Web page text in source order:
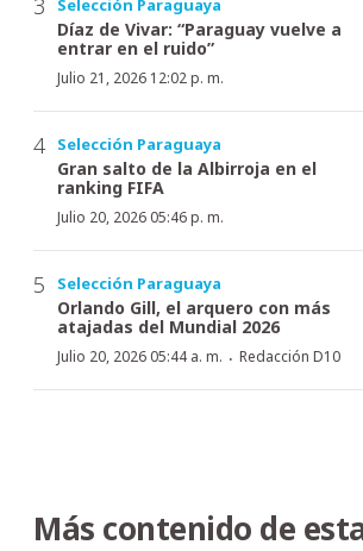
Selección Paraguaya
Díaz de Vivar: “Paraguay vuelve a
entrar en el ruido”
Julio 21, 2026 12:02 p. m.
Selección Paraguaya
Gran salto de la Albirroja en el
ranking FIFA
Julio 20, 2026 05:46 p. m.
Selección Paraguaya
Orlando Gill, el arquero con más
atajadas del Mundial 2026
Julio 20, 2026 05:44 a. m. · Redacción D10
Más contenido de